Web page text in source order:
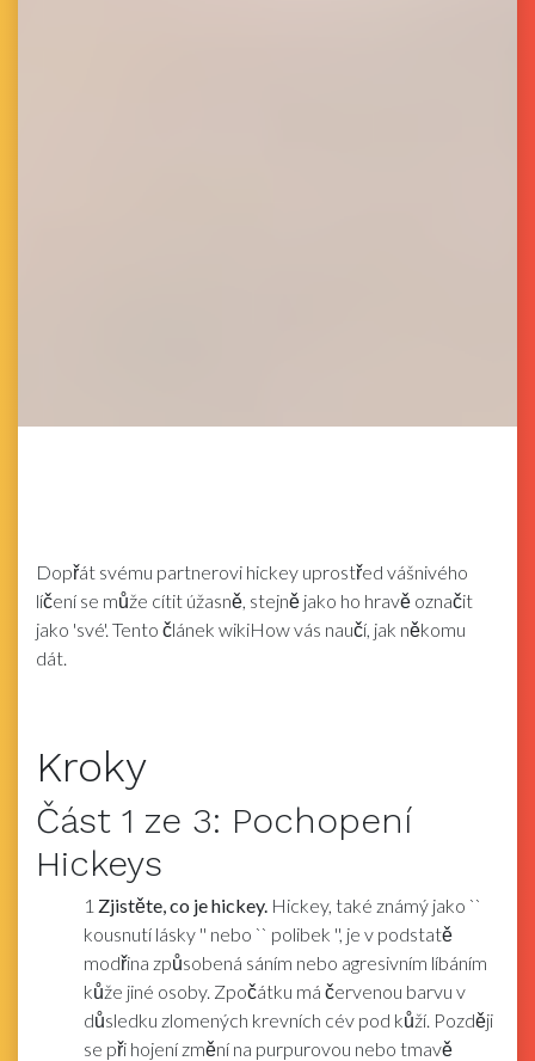
Dopřát svému partnerovi hickey uprostřed vášnivého
líčení se může cítit úžasně, stejně jako ho hravě označit
jako 'své'. Tento článek wikiHow vás naučí, jak někomu
dát.
Kroky
Část 1 ze 3: Pochopení
Hickeys
1 Zjistěte, co je hickey. Hickey, také známý jako ``
kousnutí lásky '' nebo `` polibek '', je v podstatě
modřina způsobená sáním nebo agresivním líbáním
kůže jiné osoby. Zpočátku má červenou barvu v
důsledku zlomených krevních cév pod kůží. Později
se při hojení změní na purpurovou nebo tmavě